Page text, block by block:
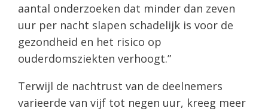
aantal onderzoeken dat minder dan zeven
uur per nacht slapen schadelijk is voor de
gezondheid en het risico op
ouderdomsziekten verhoogt.”
Terwijl de nachtrust van de deelnemers
varieerde van vijf tot negen uur, kreeg meer